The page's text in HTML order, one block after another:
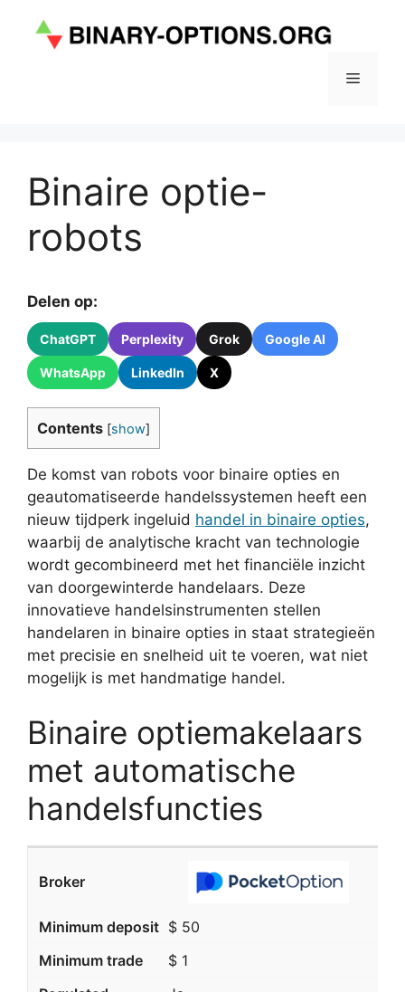
Menu
Binaire optie-
robots
Delen op:
ChatGPT Perplexity Grok Google AI
WhatsApp LinkedIn X
Contents [show]
De komst van robots voor binaire opties en
geautomatiseerde handelssystemen heeft een
nieuw tijdperk ingeluid handel in binaire opties,
waarbij de analytische kracht van technologie
wordt gecombineerd met het financiële inzicht
van doorgewinterde handelaars. Deze
innovatieve handelsinstrumenten stellen
handelaren in binaire opties in staat strategieën
met precisie en snelheid uit te voeren, wat niet
mogelijk is met handmatige handel.
Binaire optiemakelaars
met automatische
handelsfuncties
$ 50
$ 1